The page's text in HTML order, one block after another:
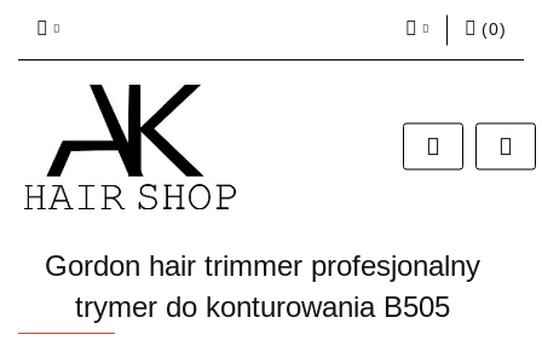
Zarejestruj się
Dodaj zgłoszenie
(0)
Gordon hair trimmer profesjonalny
trymer do konturowania B505